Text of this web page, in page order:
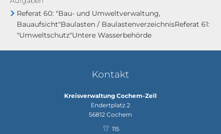
Referat 60: "Bau- und Umweltverwaltung,
Bauaufsicht"Baulasten / BaulastenverzeichnisReferat 61:
"Umweltschutz"Untere Wasserbehörde
Kontakt
Kreisverwaltung Cochem-Zell
Endertplatz 2
56812 Cochem
115